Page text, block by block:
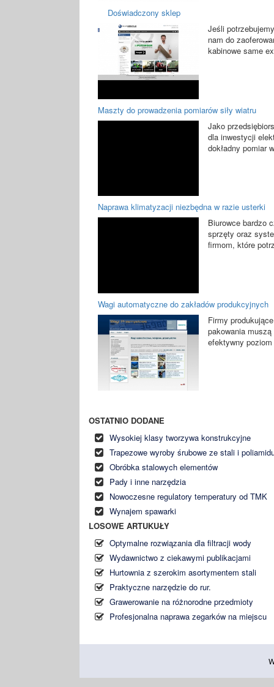
Doświadczony sklep
Jeśli
nam do
kabinowe same
Maszty do prowadzenia pomiarów siły wiatru
Jako
dla inwestycji
dokładny pomiar
Naprawa klimatyzacji niezbędna w razie usterki
Biurowce bardzo
sprzęty oraz
firmom, które
Wagi automatyczne do zakładów produkcyjnych
Firmy
pakowania
efektywny
OSTATNIO DODANE
Wysokiej klasy tworzywa konstrukcyjne
Trapezowe wyroby śrubowe ze stali i
Obróbka stalowych elementów
Pady i inne narzędzia
Nowoczesne regulatory temperatury od TMK
Wynajem spawarki
LOSOWE ARTUKUŁY
Optymalne rozwiązania dla filtracji wody
Wydawnictwo z ciekawymi publikacjami
Hurtownia z szerokim asortymentem stali
Praktyczne narzędzie do rur.
Grawerowanie na różnorodne przedmioty
Profesjonalna naprawa zegarków na miejscu